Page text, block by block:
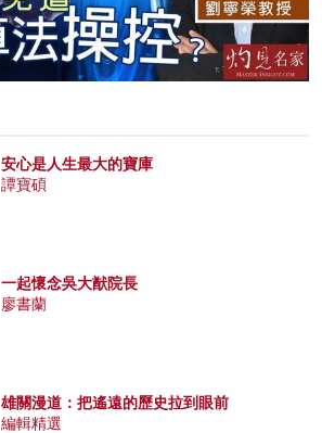
安心是人生最大的寶庫
譚寶碩
一起懷念吳大猷院長
廖書蘭
雄關漫道：把遙遠的歷史拉到眼前
編輯精選